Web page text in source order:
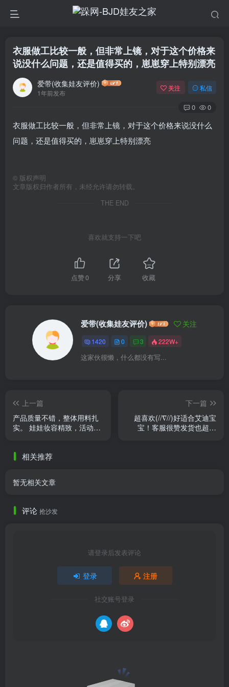
衣服做工比较一般，但非常上镜，对于这个价格来
说没什么问题，还是值得买的，崽崽穿上特别漂亮
爱带(收集娃友评价)
1年前发布
关注 私信
0 0
衣服做工比较一般，但非常上镜，对于这个价格来说没什么
问题，还是值得买的，崽崽穿上特别漂亮
© 版权声明
文章版权归作者所有，未经允许请勿转载。
THE END
喜欢就支持一下吧
点赞0 分享 收藏
爱带(收集娃友评价) 关注
1420 0 3 222W+
这家伙很懒，什么都没有写...
上一篇
产品质量不错，整体用料扎
实。 娃娃妆容精致，活动关
到 ......
下一篇
超喜欢(//∇//)好适合艾迪宝
宝！客服很赞发货也超快
相关推荐
暂无相关文章
评论 抢沙发
请登录后发表评论
登录 注册
社交账号登录